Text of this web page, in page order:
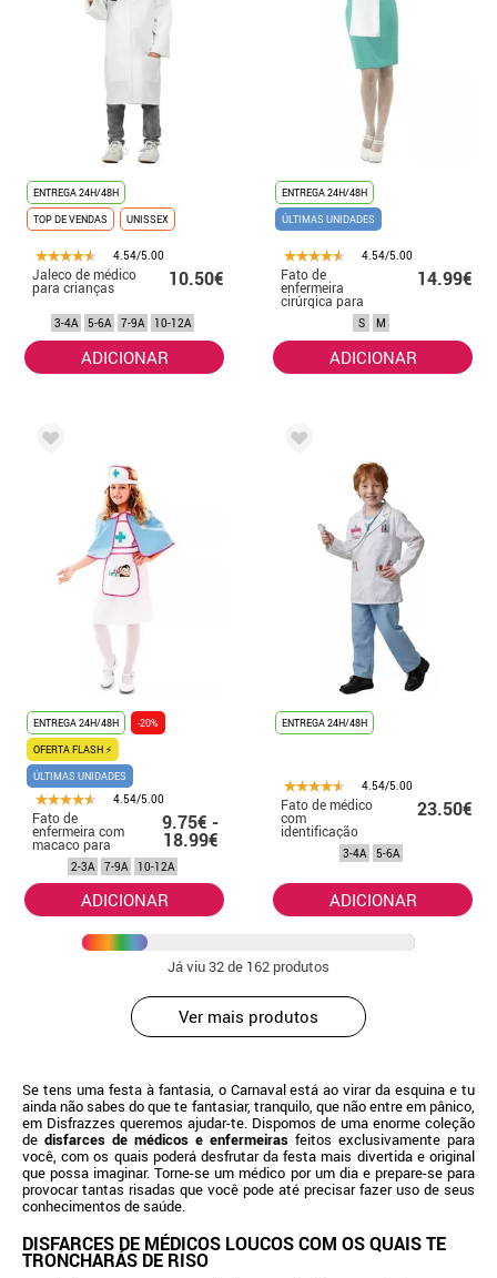
ENTREGA 24H/48H
TOP DE VENDAS
UNISSEX
4.54/5.00
Jaleco de médico
para crianças 10.50€
3-4A 5-6A 7-9A 10-12A
ADICIONAR
ENTREGA 24H/48H
ÚLTIMAS UNIDADES
4.54/5.00
Fato de
enfermeira
cirúrgica para
mulheres
14.99€
S M
ADICIONAR
ENTREGA 24H/48H
-20%
OFERTA FLASH ⚡
ÚLTIMAS UNIDADES
4.54/5.00
Fato de
enfermeira com
macaco para
menina
9.75€ -
18.99€
2-3A 7-9A 10-12A
ADICIONAR
ENTREGA 24H/48H
4.54/5.00
Fato de médico
com
identificação
para criança
23.50€
3-4A 5-6A
ADICIONAR
Já viu32de 162 produtos
Ver mais produtos
Se tens uma festa à fantasia, o Carnaval está ao virar da esquina e tu
ainda não sabes do que te fantasiar, tranquilo, que não entre em pânico,
em Disfrazzes queremos ajudar-te. Dispomos de uma enorme coleção
de disfarces de médicos e enfermeiras feitos exclusivamente para
você, com os quais poderá desfrutar da festa mais divertida e original
que possa imaginar. Torne-se um médico por um dia e prepare-se para
provocar tantas risadas que você pode até precisar fazer uso de seus
conhecimentos de saúde.
DISFARCES DE MÉDICOS LOUCOS COM OS QUAIS TE
TRONCHARÁS DE RISO